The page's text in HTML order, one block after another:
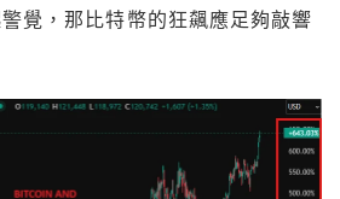
覺，那比特幣的狂飆應足夠敲響